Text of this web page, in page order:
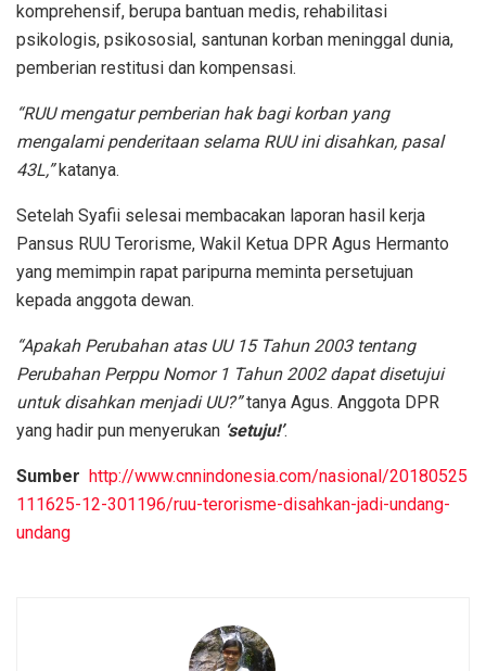
komprehensif, berupa bantuan medis, rehabilitasi
psikologis, psikososial, santunan korban meninggal dunia,
pemberian restitusi dan kompensasi.
“RUU mengatur pemberian hak bagi korban yang
mengalami penderitaan selama RUU ini disahkan, pasal
43L,”katanya.
Setelah Syafii selesai membacakan laporan hasil kerja
Pansus RUU Terorisme, Wakil Ketua DPR Agus Hermanto
yang memimpin rapat paripurna meminta persetujuan
kepada anggota dewan.
“Apakah Perubahan atas UU 15 Tahun 2003 tentang
Perubahan Perppu Nomor 1 Tahun 2002 dapat disetujui
untuk disahkan menjadi UU?”tanya Agus. Anggota DPR
yang hadir pun menyerukan ‘setuju!’.
Sumber http://www.cnnindonesia.com/nasional/20180525
111625-12-301196/ruu-terorisme-disahkan-jadi-undang-
undang